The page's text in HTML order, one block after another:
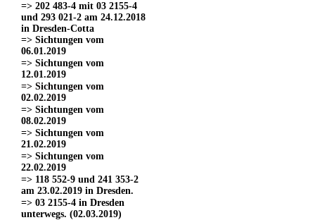
=> 202 483-4 mit 03 2155-4
und 293 021-2 am 24.12.2018
in Dresden-Cotta
=> Sichtungen vom
06.01.2019
=> Sichtungen vom
12.01.2019
=> Sichtungen vom
02.02.2019
=> Sichtungen vom
08.02.2019
=> Sichtungen vom
21.02.2019
=> Sichtungen vom
22.02.2019
=> 118 552-9 und 241 353-2
am 23.02.2019 in Dresden.
=> 03 2155-4 in Dresden
unterwegs. (02.03.2019)